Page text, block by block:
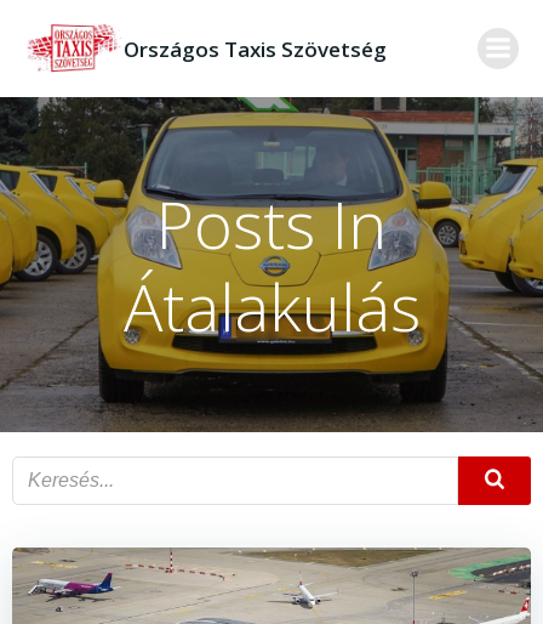
to
Országos Taxis Szövetség
Posts In
Átalakulás